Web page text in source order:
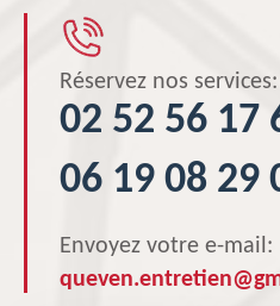
Réservez nos services:
02 52 56 17
06 19 08 29
Envoyez votre e-mail: